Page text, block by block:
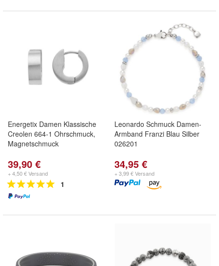
Energetix Damen Klassische
Creolen 664-1 Ohrschmuck,
Magnetschmuck
39,90 €
+ 4,50 € Versand
1
Leonardo Schmuck Damen-
Armband Franzi Blau Silber
026201
34,95 €
+ 3,99 € Versand